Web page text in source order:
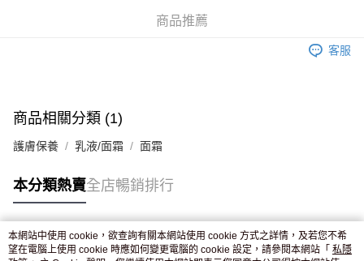
付款後門市自取，訂單確認後2-4個工作天到店，7天內取。逾期後
商品推薦
客服
商品相關分類 (1)
護膚保養 乳液/面霜 面霜
本分類熱賣全店暢銷排行
熱門標籤
本網站中使用 cookie，欲查詢有關本網站使用 cookie 方式之詳情，及若您不希
望在電腦上使用 cookie 時應如何變更電腦的 cookie 設定，請參閱本網站「 私隱